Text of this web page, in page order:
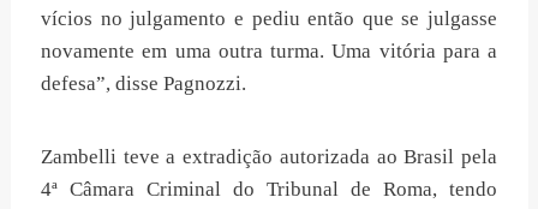
vícios no julgamento e pediu então que se julgasse
novamente em uma outra turma. Uma vitória para a
defesa”, disse Pagnozzi.
Zambelli teve a extradição autorizada ao Brasil pela
4ª Câmara Criminal do Tribunal de Roma, tendo